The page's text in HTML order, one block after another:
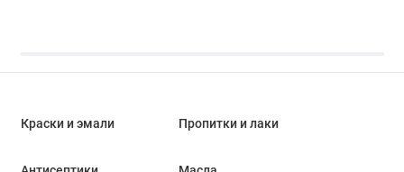
Краски и эмали Пропитки и лаки